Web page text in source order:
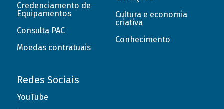
Credenciamento de
Equipamentos
Consulta PAC
Moedas contratuais
Cultura e economia
criativa
Conhecimento
Redes Sociais
YouTube